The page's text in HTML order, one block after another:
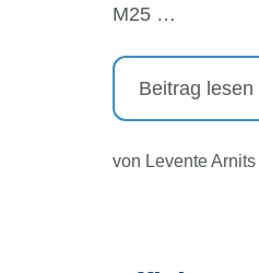
M25 …
Beitrag lesen
von Levente Arnits